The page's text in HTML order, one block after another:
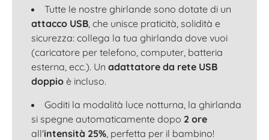
Tutte le nostre ghirlande sono dotate di un
attacco USB , che unisce praticità, solidità e
sicurezza: collega la tua ghirlanda dove vuoi
(caricatore per telefono, computer, batteria
esterna, ecc.). Un adattatore da rete USB
doppio è incluso.
Goditi la modalità luce notturna, la ghirlanda
si spegne automaticamente dopo 2 ore
all'intensità 25% , perfetta per il bambino!